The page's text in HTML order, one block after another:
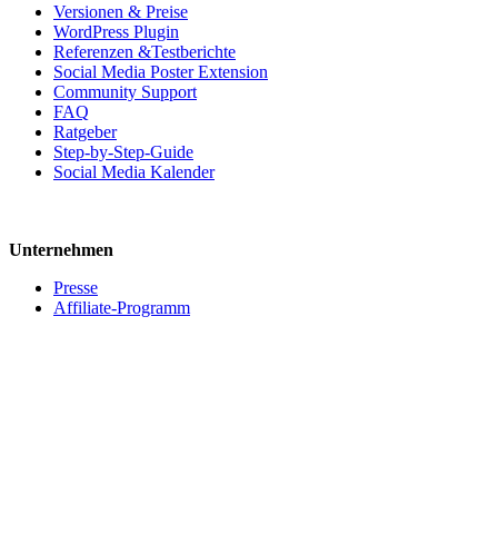
Versionen & Preise
WordPress Plugin
Referenzen &Testberichte
Social Media Poster Extension
Community Support
FAQ
Ratgeber
Step-by-Step-Guide
Social Media Kalender
Unternehmen
Presse
Affiliate-Programm